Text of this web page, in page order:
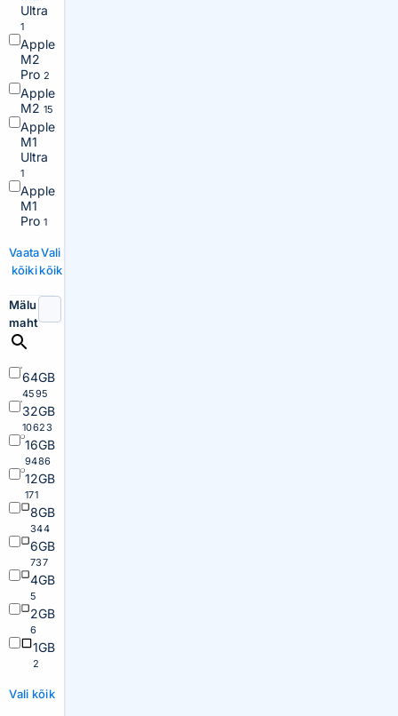
Ultra
1
Apple
M2
Pro 2
Apple
M2 15
Apple
M1
Ultra
1
Apple
M1
Pro 1
Vaata
kõiki
Vali
kõik
Mälu
maht
64GB
4595
32GB
10623
16GB
9486
12GB
171
8GB
344
6GB
737
4GB
5
2GB
6
1GB
2
Vali kõik